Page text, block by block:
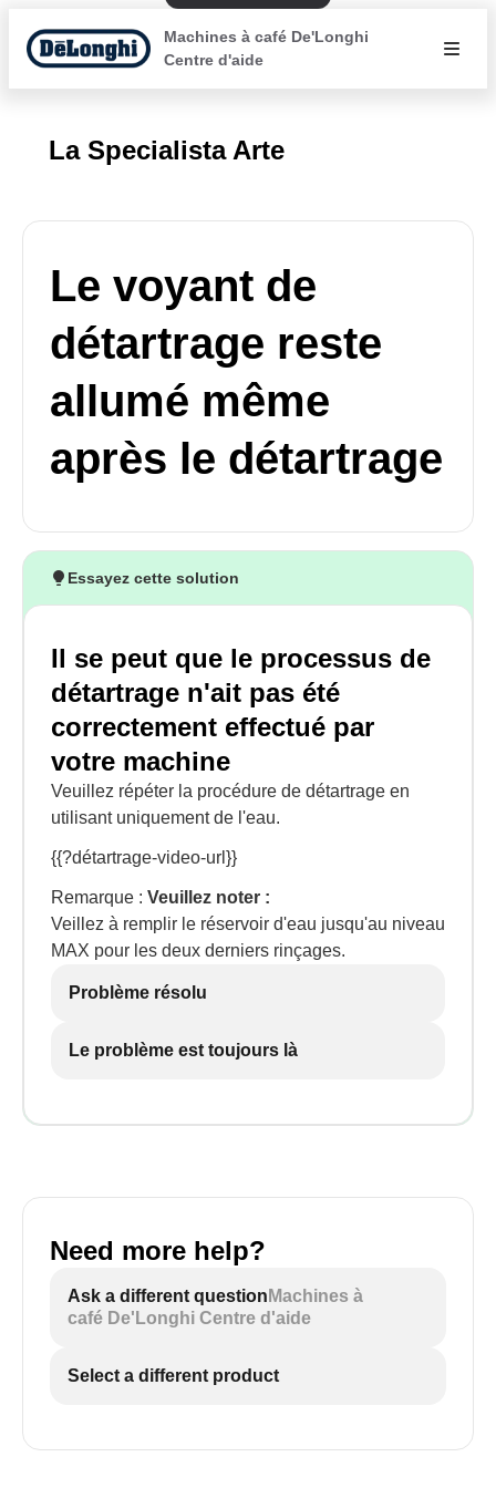
Machines à café De'Longhi
Centre d'aide
La Specialista Arte
Le voyant de
détartrage reste
allumé même
après le détartrage
Essayez cette solution
Il se peut que le processus de
détartrage n'ait pas été
correctement effectué par
votre machine
Veuillez répéter la procédure de détartrage en
utilisant uniquement de l'eau.
{{?détartrage-video-url}}
Remarque : Veuillez noter :
Veillez à remplir le réservoir d'eau jusqu'au niveau
MAX pour les deux derniers rinçages.
Problème résolu
Le problème est toujours là
Need more help?
Ask a different question Machines à
café De'Longhi Centre d'aide
Select a different product